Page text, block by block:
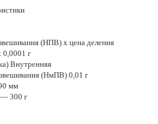
(НПВ) х цена деления
0,0001 г
Внутренняя
(НмПВ) 0,01 г
мм
— 300 г